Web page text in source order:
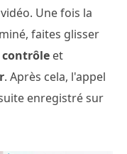
Une fois la
faites glisser
contrôle et
. Après cela, l'appel
enregistré sur